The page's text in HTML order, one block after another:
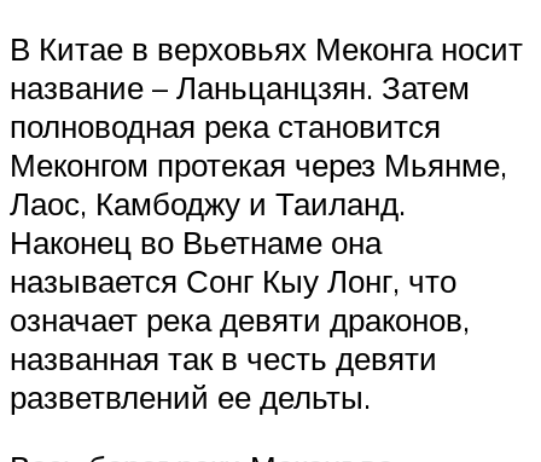
В Китае в верховьях Меконга носит
название – Ланьцанцзян. Затем
полноводная река становится
Меконгом протекая через Мьянме,
Лаос, Камбоджу и Таиланд.
Наконец во Вьетнаме она
называется Сонг Кыу Лонг, что
означает река девяти драконов,
названная так в честь девяти
разветвлений ее дельты.